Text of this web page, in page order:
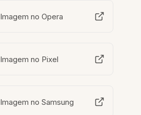
no Opera
no Pixel
no Samsung